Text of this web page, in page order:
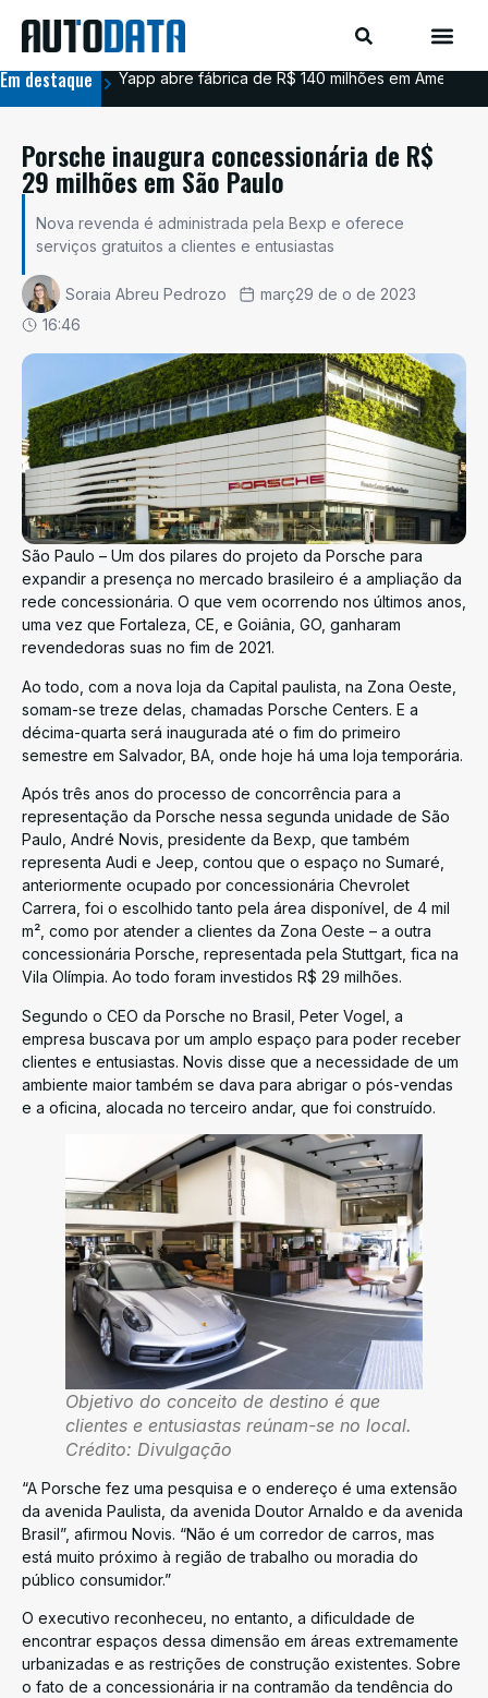
Em destaque Yapp abre fábrica de R$ 140 milhões em
Porsche inaugura concessionária de R$
29 milhões em São Paulo
Nova revenda é administrada pela Bexp e oferece
serviços gratuitos a clientes e entusiastas
Soraia Abreu Pedrozo
març29 de o de 2023
16:46
São Paulo – Um dos pilares do projeto da Porsche para
expandir a presença no mercado brasileiro é a ampliação da
rede concessionária. O que vem ocorrendo nos últimos anos,
uma vez que Fortaleza, CE, e Goiânia, GO, ganharam
revendedoras suas no fim de 2021.
Ao todo, com a nova loja da Capital paulista, na Zona Oeste,
somam-se treze delas, chamadas Porsche Centers. E a
décima-quarta será inaugurada até o fim do primeiro
semestre em Salvador, BA, onde hoje há uma loja temporária.
Após três anos do processo de concorrência para a
representação da Porsche nessa segunda unidade de São
Paulo, André Novis, presidente da Bexp, que também
representa Audi e Jeep, contou que o espaço no Sumaré,
anteriormente ocupado por concessionária Chevrolet
Carrera, foi o escolhido tanto pela área disponível, de 4 mil
m², como por atender a clientes da Zona Oeste – a outra
concessionária Porsche, representada pela Stuttgart, fica na
Vila Olímpia. Ao todo foram investidos R$ 29 milhões.
Segundo o CEO da Porsche no Brasil, Peter Vogel, a
empresa buscava por um amplo espaço para poder receber
clientes e entusiastas. Novis disse que a necessidade de um
ambiente maior também se dava para abrigar o pós-vendas
e a oficina, alocada no terceiro andar, que foi construído.
Objetivo do conceito de destino é que
clientes e entusiastas reúnam-se no local.
Crédito: Divulgação
“A Porsche fez uma pesquisa e o endereço é uma extensão
da avenida Paulista, da avenida Doutor Arnaldo e da avenida
Brasil”, afirmou Novis. “Não é um corredor de carros, mas
está muito próximo à região de trabalho ou moradia do
público consumidor.”
O executivo reconheceu, no entanto, a dificuldade de
encontrar espaços dessa dimensão em áreas extremamente
urbanizadas e as restrições de construção existentes. Sobre
o fato de a concessionária ir na contramão da tendência do